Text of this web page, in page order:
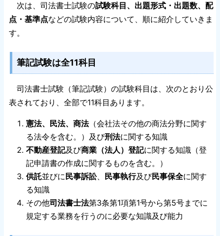
次は、司法書士試験の試験科目、出題形式・出題数、配
点・基準点などの試験内容について、順に紹介していきま
す。
筆記試験は全11科目
司法書士試験（筆記試験）の試験科目は、次のとおり公
表されており、全部で11科目あります。
憲法、民法、商法（会社法その他の商法分野に関す
る法令を含む。）及び刑法に関する知識
不動産登記及び商業（法人）登記に関する知識（登
記申請書の作成に関するものを含む。）
供託並びに民事訴訟、 民事執行及び民事保全に関す
る知識
その他司法書士法第3条第1項第1号から第5号までに
規定する業務を行うのに必要な知識及び能力